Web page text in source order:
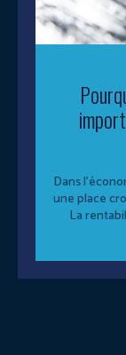
Dans
une place
La